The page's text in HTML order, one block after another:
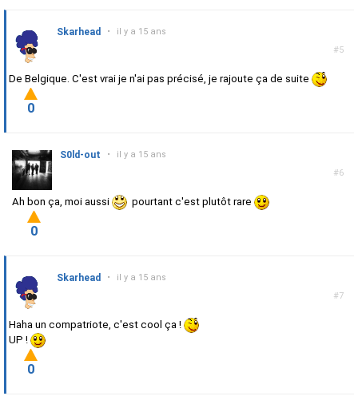
#5
Skarhead • il y a 15 ans
De Belgique. C'est vrai je n'ai pas précisé, je rajoute ça de suite
0
#6
S0ld-out • il y a 15 ans
Ah bon ça, moi aussi pourtant c'est plutôt rare
0
#7
Skarhead • il y a 15 ans
Haha un compatriote, c'est cool ça !
UP !
0